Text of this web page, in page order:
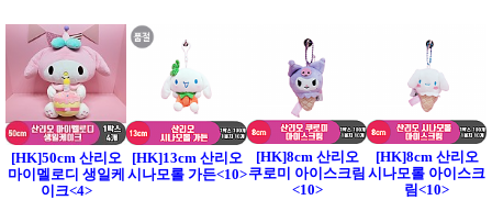
[HK]50cm 산리오
마이멜로디 생일케
이크<4>
[HK]13cm 산리오
시나모롤 가든<10>
[HK]8cm 산리오
쿠로미 아이스크림
<10>
[HK]8cm 산리오
시나모롤 아이스크
림<10>